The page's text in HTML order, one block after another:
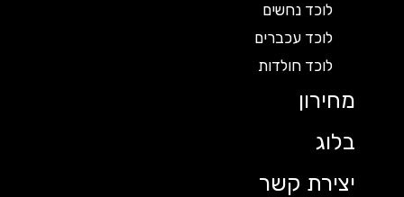
לוכד נחשים
לוכד עכברים
לוכד חולדות
מחירון
בלוג
יצירת קשר